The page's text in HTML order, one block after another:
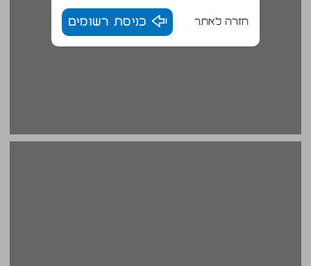
חזרה לאתר כניסת רשומים